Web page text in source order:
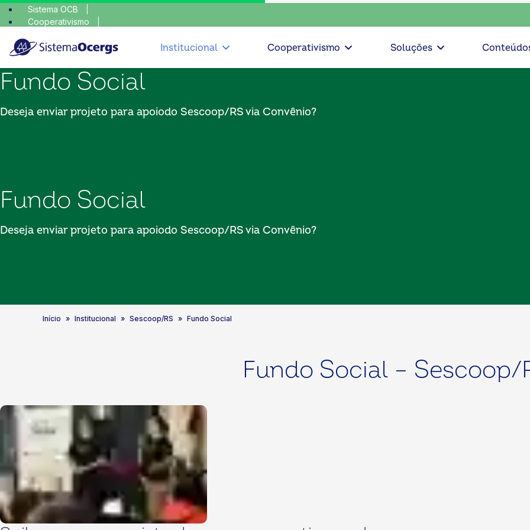
Sistema OCB
Cooperativismo
Institucional
Cooperativismo Soluções
Fundo Social
Deseja enviar projeto para apoiodo Sescoop/RS via Convênio?
Fundo Social
Deseja enviar projeto para apoiodo Sescoop/RS via Convênio?
Início Institucional Sescoop/RS Fundo Social
Fundo Social – Sescoop/